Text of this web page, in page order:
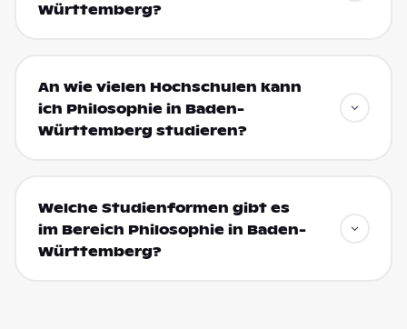
Württemberg?
An wie vielen Hochschulen kann
ich Philosophie in Baden-
Württemberg studieren?
Welche Studienformen gibt es
im Bereich Philosophie in Baden-
Württemberg?